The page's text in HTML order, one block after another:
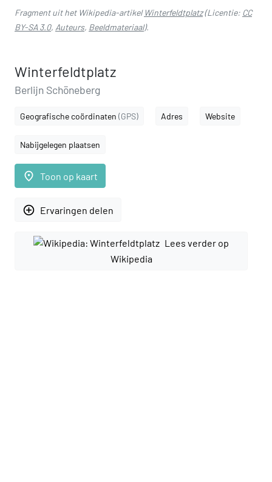
Fragment uit het Wikipedia-artikelWinterfeldtplatz(Licentie: CC
BY-SA 3.0, Auteurs, Beeldmateriaal).
Winterfeldtplatz
Berlijn Schöneberg
Geografische coördinaten (GPS) Adres Website
Nabijgelegen plaatsen
place Toon op kaart
add_circle_outline Ervaringen delen
Lees verder op
Wikipedia